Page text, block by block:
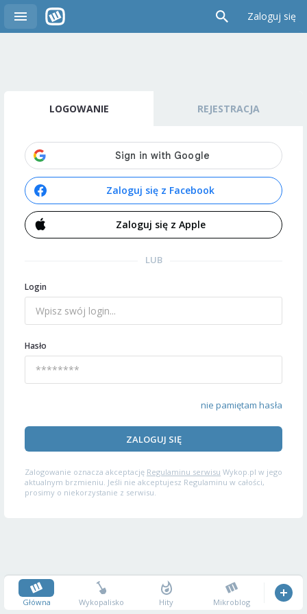
Zaloguj się
LOGOWANIE REJESTRACJA
Zaloguj się z Facebook
Zaloguj się z Apple
LUB
Login
Hasło
nie pamiętam hasła
ZALOGUJ SIĘ
Zalogowanie oznacza akceptację Regulaminu serwisu Wykop.pl w jego
aktualnym brzmieniu. Jeśli nie akceptujesz Regulaminu w całości,
prosimy o niekorzystanie z serwisu.
Główna Wykopalisko Hity Mikroblog